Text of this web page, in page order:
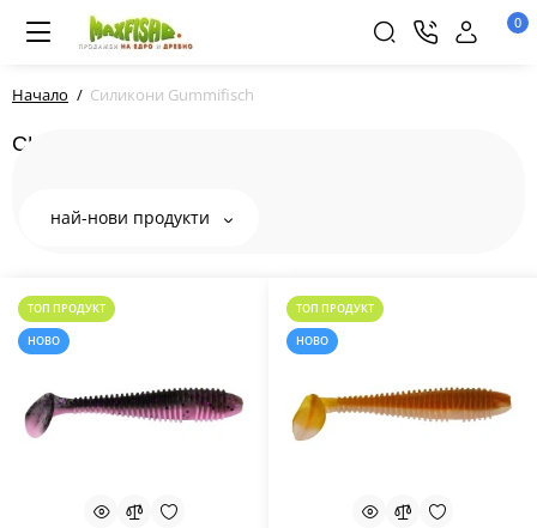
0
Начало Силикони Gummifisch
СИЛИКОНИ GUMMIFISCH
най-нови продукти
ТОП ПРОДУКТ
НОВО
ТОП ПРОДУКТ
НОВО